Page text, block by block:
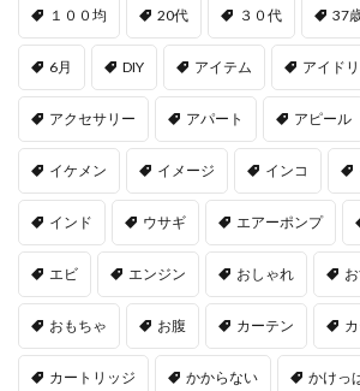
１００均 20代 ３０代 37
6月 DIY アイテム アイド
アクセサリー アパート アピール
イケメン イメージ インコ
インド ウサギ エアーポンプ
エビ エンジン おしゃれ
おもちゃ お腹 カーテン
カートリッジ かからない かけっ